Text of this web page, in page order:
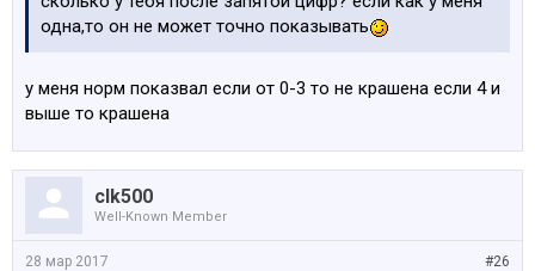
одна,то он не может точно показывать
у меня норм показвал если от 0-3 то не крашена если 4 и
выше то крашена
clk500
Well-Known Member
#26
28 мар 2017